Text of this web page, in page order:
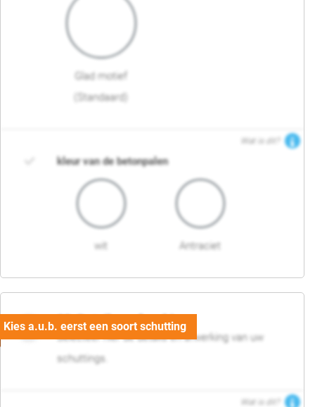
Glad motief
(Standaard)
Wat is dit?
kleur van de betonpalen
wit Antraciet
03. Detail en afwerking
Selecteer hier de details en afwerking van uw
schuttings.
Wat is dit?